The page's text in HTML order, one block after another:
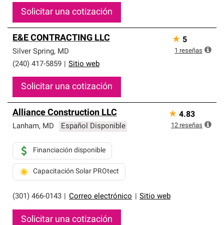
Solicitar una cotización
E&E CONTRACTING LLC
Silver Spring, MD
(240) 417-5859
Sitio web
Solicitar una cotización
★ 5
1 reseñas
Alliance Construction LLC
Lanham, MD Español Disponible
(301) 466-0143 Correo electrónico Sitio web
Financiación disponible
Capacitación Solar PROtect
Solicitar una cotización
★ 4.83
12 reseñas